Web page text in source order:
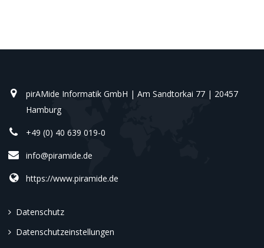
pirAMide Informatik GmbH | Am Sandtorkai 77 | 20457
Hamburg
+49 (0) 40 639 019-0
info@piramide.de
https://www.piramide.de
Datenschutz
Datenschutzeinstellungen